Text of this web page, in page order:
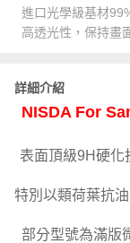
進口光學級基材
高透光性，保持畫
詳細介紹
NISDA For
表面頂級9H硬化
特別以類荷葉抗
部分型號為滿版